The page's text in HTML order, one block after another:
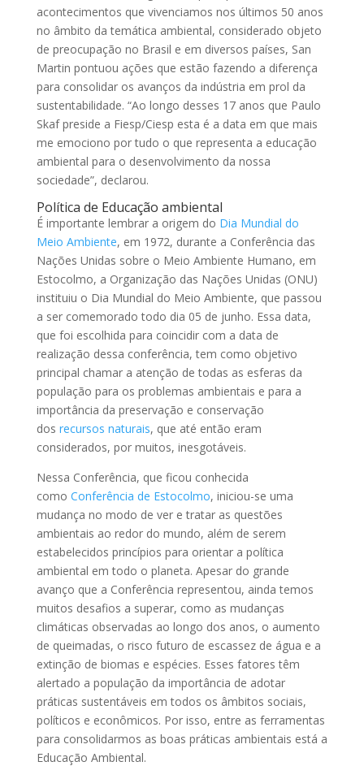
acontecimentos que vivenciamos nos últimos 50 anos
no âmbito da temática ambiental, considerado objeto
de preocupação no Brasil e em diversos países, San
Martin pontuou ações que estão fazendo a diferença
para consolidar os avanços da indústria em prol da
sustentabilidade. “Ao longo desses 17 anos que Paulo
Skaf preside a Fiesp/Ciesp esta é a data em que mais
me emociono por tudo o que representa a educação
ambiental para o desenvolvimento da nossa
sociedade”, declarou.
Política de Educação ambiental
É importante lembrar a origem do Dia Mundial do
Meio Ambiente, em 1972, durante a Conferência das
Nações Unidas sobre o Meio Ambiente Humano, em
Estocolmo, a Organização das Nações Unidas (ONU)
instituiu o Dia Mundial do Meio Ambiente, que passou
a ser comemorado todo dia 05 de junho. Essa data,
que foi escolhida para coincidir com a data de
realização dessa conferência, tem como objetivo
principal chamar a atenção de todas as esferas da
população para os problemas ambientais e para a
importância da preservação e conservação
dos recursos naturais, que até então eram
considerados, por muitos, inesgotáveis.
Nessa Conferência, que ficou conhecida
como Conferência de Estocolmo, iniciou-se uma
mudança no modo de ver e tratar as questões
ambientais ao redor do mundo, além de serem
estabelecidos princípios para orientar a política
ambiental em todo o planeta. Apesar do grande
avanço que a Conferência representou, ainda temos
muitos desafios a superar, como as mudanças
climáticas observadas ao longo dos anos, o aumento
de queimadas, o risco futuro de escassez de água e a
extinção de biomas e espécies. Esses fatores têm
alertado a população da importância de adotar
práticas sustentáveis em todos os âmbitos sociais,
políticos e econômicos. Por isso, entre as ferramentas
para consolidarmos as boas práticas ambientais está a
Educação Ambiental.